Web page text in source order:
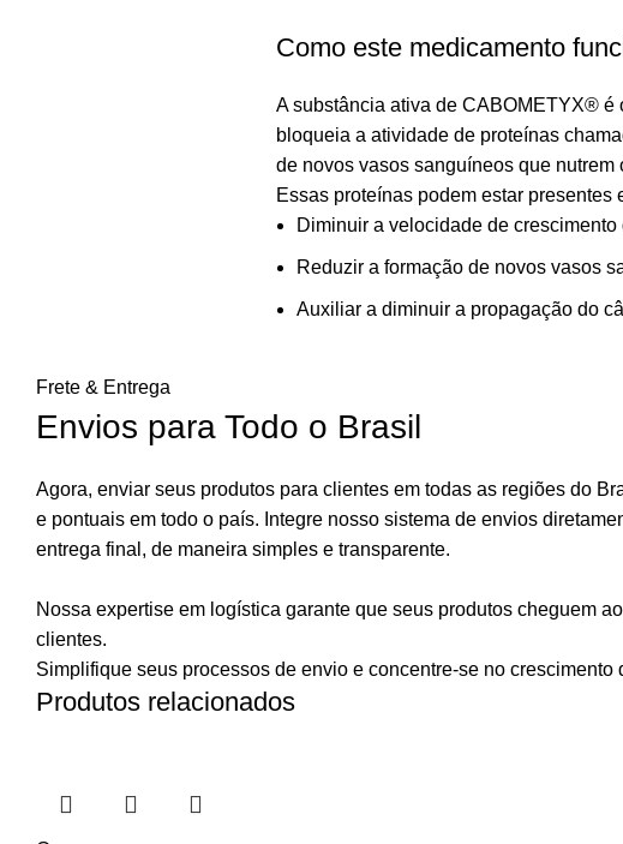
Como este medicamento
A substância ativa de CABOMETYX®
bloqueia a atividade de proteínas
de novos vasos sanguíneos que nutrem
Essas proteínas podem estar
Diminuir a velocidade de crescimento
Reduzir a formação de novos vasos
Auxiliar a diminuir a propagação do
Frete & Entrega
Envios para Todo o Brasil
Agora, enviar seus produtos para clientes em todas as regiões do
e pontuais em todo o país. Integre nosso sistema de envios
entrega final, de maneira simples e transparente.
Nossa expertise em logística garante que seus produtos cheguem
clientes.
Simplifique seus processos de envio e concentre-se no
Produtos relacionados